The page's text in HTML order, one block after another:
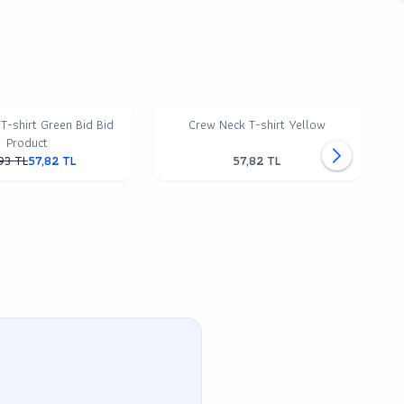
shirt Green Bid Bid
Product
TL57,82 TL
Crew Neck T-shirt Yellow
57,82 TL